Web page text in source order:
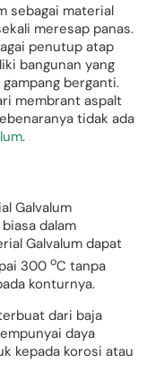
sebagai material
meresap panas.
penutup atap
bangunan yang
berganti.
membrant aspalt
tidak ada
.
Galvalum
dalam
Galvalum dapat
300oC tanpa
konturnya.
dari baja
daya
kepada korosi atau